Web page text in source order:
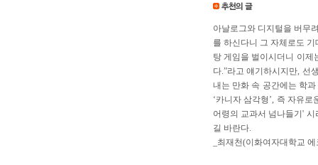
아날로그와 디지털을 버무
를 하신다니 그 자체로도
탕 게임을 벌이시더니 이
다.”라고 얘기하시지만, 선
내는 만화 속 공간에는 학
‘카니자 삼각형’, 즉 자유
어령의 교과서 넘나들기'
길 바란다.
_최재천(이화여자대학교